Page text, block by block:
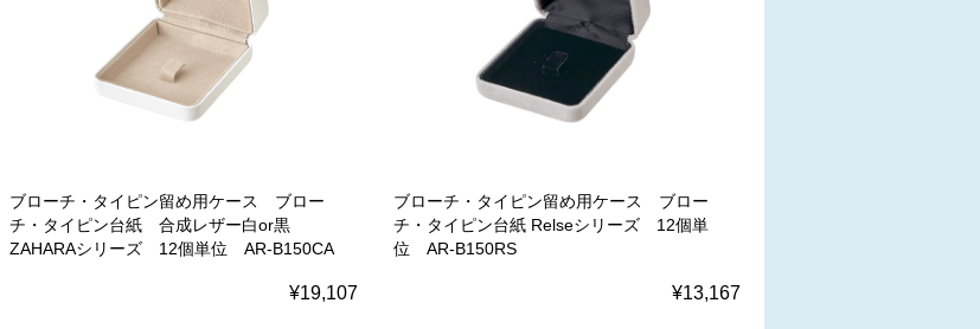
ブローチ・タイピン留め用ケース ブロー
チ・タイピン台紙 合成レザー白or黒
ZAHARAシリーズ 12個単位 AR-B150CA
¥19,107
ブローチ・タイピン留め用ケース ブロー
チ・タイピン台紙 Relseシリーズ 12個単
位 AR-B150RS
¥13,167